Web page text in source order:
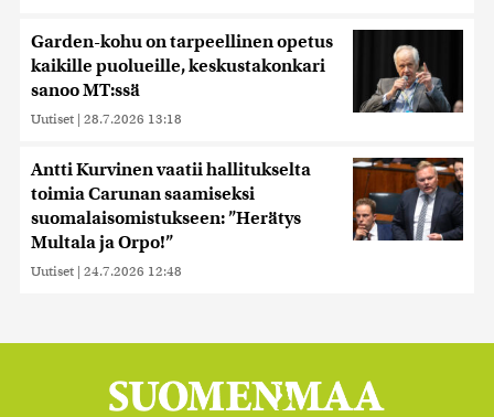
Garden-kohu on tarpeellinen opetus
kaikille puolueille, keskustakonkari
sanoo MT:ssä
Uutiset | 28.7.2026 13:18
Antti Kurvinen vaatii hallitukselta
toimia Carunan saamiseksi
suomalaisomistukseen: ”Herätys
Multala ja Orpo!”
Uutiset | 24.7.2026 12:48